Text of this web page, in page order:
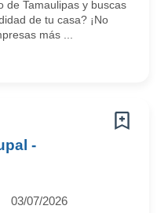
de Tamaulipas y buscas
de tu casa? ¡No
más ...
-
03/07/2026